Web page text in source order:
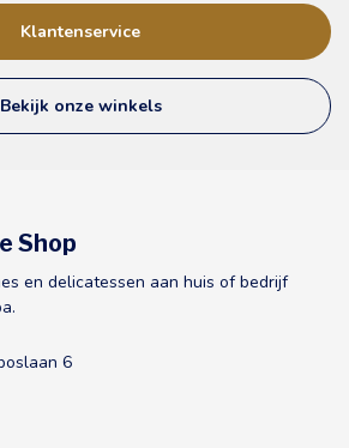
Klantenservice
Bekijk onze winkels
Shop
en delicatessen aan huis of bedrijf
6